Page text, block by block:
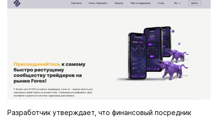
Разработчик утверждает, что финансовый посредник